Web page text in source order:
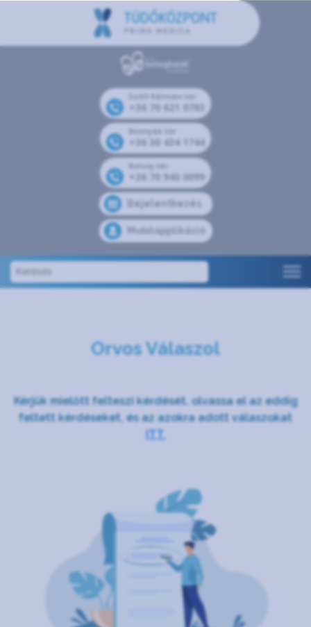
Széll Kálmán tér
+36 70 621 0783
Bosnyák tér
+36 30 434 1744
Kolosy tér
+36 70 940 0099
Bejelentkezés
Mobilapplikáció
Orvos Válaszol
Kérjük mielőtt felteszi kérdését, olvassa el az eddig
feltett kérdéseket, és az azokra adott válaszokat
ITT.